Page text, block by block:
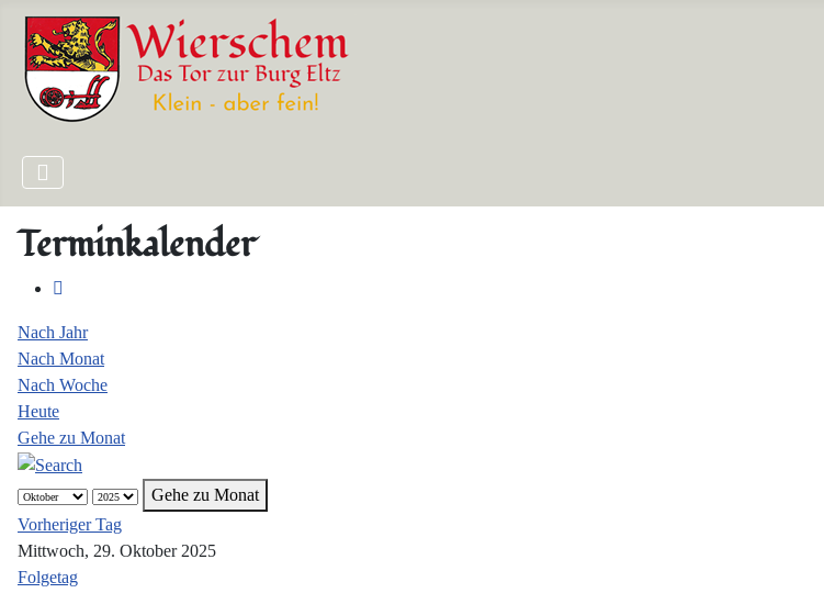
Terminkalender
Nach Jahr
Nach Monat
Nach Woche
Heute
Gehe zu Monat
Gehe zu Monat
Vorheriger Tag
Mittwoch, 29. Oktober 2025
Folgetag